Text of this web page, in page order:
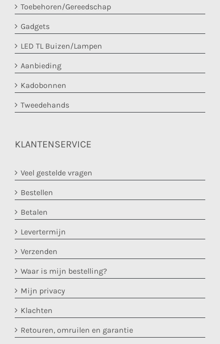
Toebehoren/Gereedschap
Gadgets
LED TL Buizen/Lampen
Aanbieding
Kadobonnen
Tweedehands
KLANTENSERVICE
Veel gestelde vragen
Bestellen
Betalen
Levertermijn
Verzenden
Waar is mijn bestelling?
Mijn privacy
Klachten
Retouren, omruilen en garantie